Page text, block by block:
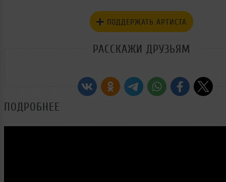
ПОДДЕРЖАТЬ АРТИСТА
РАССКАЖИ ДРУЗЬЯМ
ПОДРОБНЕЕ